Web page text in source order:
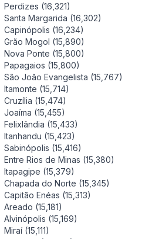
Perdizes (16,321)
Santa Margarida (16,302)
Capinópolis (16,234)
Grão Mogol (15,890)
Nova Ponte (15,800)
Papagaios (15,800)
São João Evangelista (15,767)
Itamonte (15,714)
Cruzília (15,474)
Joaíma (15,455)
Felixlândia (15,433)
Itanhandu (15,423)
Sabinópolis (15,416)
Entre Rios de Minas (15,380)
Itapagipe (15,379)
Chapada do Norte (15,345)
Capitão Enéas (15,313)
Areado (15,181)
Alvinópolis (15,169)
Miraí (15,111)